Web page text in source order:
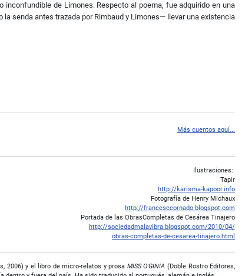
de Limones. Respecto al poema, fue adquirido en una
senda antes trazada por Rimbaud y Limones― llevar una existencia
Más cuentos aquí...
Ilustraciones:
Tapir
http://karisma-kapoor.info
Fotografía de Henry Michaux
http://francesccornado.blogspot.com
Portada de las ObrasCompletas de Cesárea Tinajero
http://sociedadmalavibra.blogspot.com/2010/04/
obras-completas-de-cesarea-tinajero.html
2006) y el libro de micro-relatos y prosa MISS O'GINIA (Doble Rostro Editores,